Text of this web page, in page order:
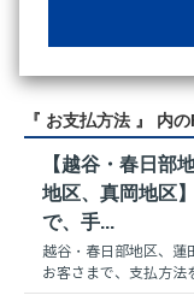
『 お支払方法 』 内
【越谷・春日部
地区、真岡地区
で、手...
越谷・春日部地区、蓮
お客さまで、支払方法
u can change your
"Privacy
our browser's
site, please refer
y